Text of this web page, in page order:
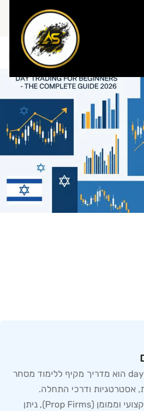
/ מאתMaor-Seo
day trading beginners guide הוא מדריך מקיף ללימוד מסחר
אסטרטגיות ודרכי התחלה.
המדריך מדגיש כי עם ליווי מקצועי וממומן (Prop Firms), ניתן